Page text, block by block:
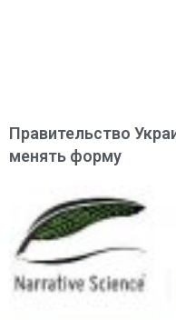
Правительство
менять форму